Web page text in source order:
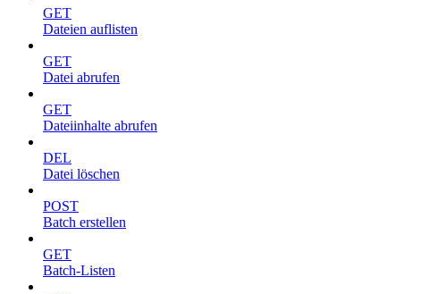
GET
Dateien auflisten
GET
Datei abrufen
GET
Dateiinhalte abrufen
DEL
Datei löschen
POST
Batch erstellen
GET
Batch-Listen